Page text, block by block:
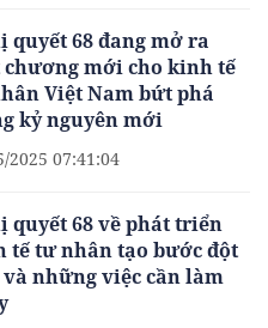
quyết 68 đang mở ra
chương mới cho kinh tế
Việt Nam bứt phá
kỷ nguyên mới
2025 07:41:04
quyết 68 về phát triển
tế tư nhân tạo bước đột
những việc cần làm